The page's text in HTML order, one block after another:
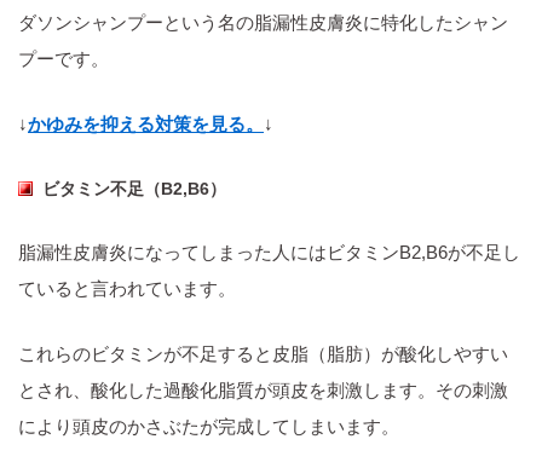
ダソンシャンプーという名の脂漏性皮膚炎に特化したシャン
プーです。
↓かゆみを抑える対策を見る。 ↓
ビタミン不足（B2,B6）
脂漏性皮膚炎になってしまった人にはビタミンB2,B6が不足し
ていると言われています。
これらのビタミンが不足すると皮脂（脂肪）が酸化しやすい
とされ、酸化した過酸化脂質が頭皮を刺激します。その刺激
により頭皮のかさぶたが完成してしまいます。